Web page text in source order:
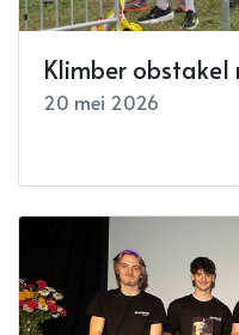
Klimber obstakel
20 mei 2026